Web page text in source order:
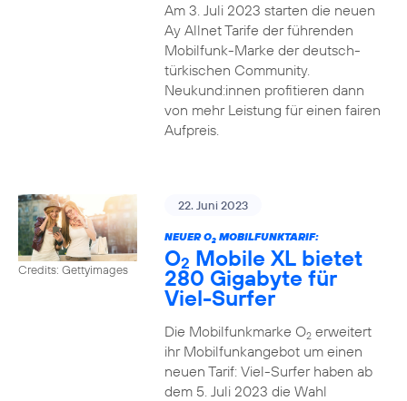
Am 3. Juli 2023 starten die neuen
Ay Allnet Tarife der führenden
Mobilfunk-Marke der deutsch-
türkischen Community.
Neukund:innen profitieren dann
von mehr Leistung für einen fairen
Aufpreis.
Credits: Gettyimages
22. Juni 2023
NEUER O2MOBILFUNKTARIF:
O2 Mobile XL bietet
280 Gigabyte für
Viel-Surfer
Die Mobilfunkmarke O2erweitert
ihr Mobilfunkangebot um einen
neuen Tarif: Viel-Surfer haben ab
dem 5. Juli 2023 die Wahl